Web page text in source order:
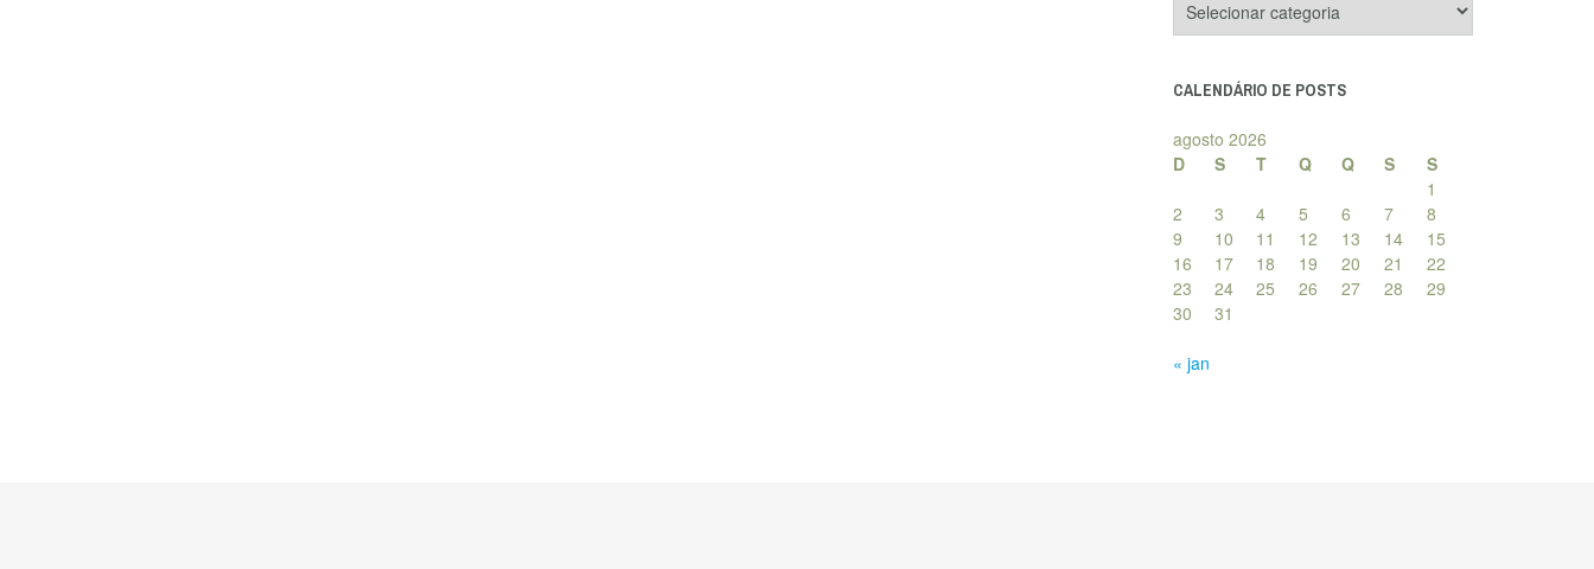
de
CALENDÁRIO DE POSTS
agosto 2026
D
S T Q Q S
S
1
2
3 4 5 6 7
8
9
10 11 12 13 14
15
16
17 18 19 20 21
22
23
24 25 26 27 28
29
30
31
« jan